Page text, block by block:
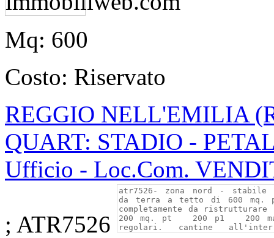
Mq: 600
Costo: Riservato
REGGIO NELL'EMILIA
QUART: STADIO -
Ufficio - Loc.Com.
; ATR7526